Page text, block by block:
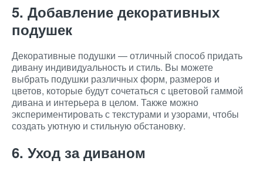
5. Добавление декоративных
подушек
Декоративные подушки — отличный способ придать
дивану индивидуальность и стиль. Вы можете
выбрать подушки различных форм, размеров и
цветов, которые будут сочетаться с цветовой гаммой
дивана и интерьера в целом. Также можно
экспериментировать с текстурами и узорами, чтобы
создать уютную и стильную обстановку.
6. Уход за диваном